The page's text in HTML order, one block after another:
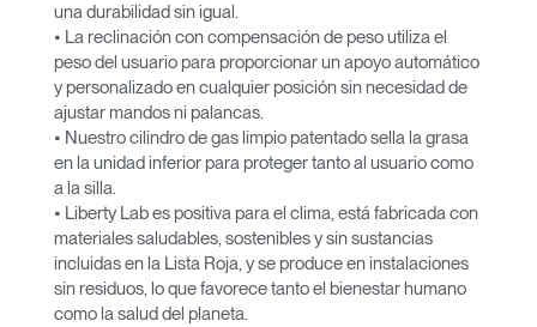
una durabilidad sin igual.
• La reclinación con compensación de peso utiliza el
peso del usuario para proporcionar un apoyo automático
y personalizado en cualquier posición sin necesidad de
ajustar mandos ni palancas.
• Nuestro cilindro de gas limpio patentado sella la grasa
en la unidad inferior para proteger tanto al usuario como
a la silla.
• Liberty Lab es positiva para el clima, está fabricada con
materiales saludables, sostenibles y sin sustancias
incluidas en la Lista Roja, y se produce en instalaciones
sin residuos, lo que favorece tanto el bienestar humano
como la salud del planeta.